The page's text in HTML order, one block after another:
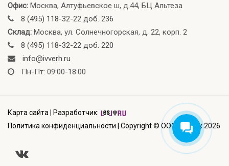
Офис: Москва, Алтуфьевское ш, д.44, БЦ Альтеза
8 (495) 118-32-22 доб. 236
Склад: Москва, ул. Солнечногорская, д. 22, корп. 2
8 (495) 118-32-22 доб. 220
info@ivverh.ru
Пн-Пт: 09:00-18:00
Карта сайта
Разработчик:
Политика конфиденциальности
Copyright © ООО Ивверх 2026